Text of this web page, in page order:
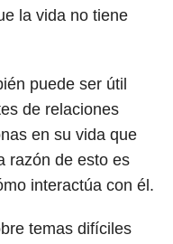
la vida no tiene
puede ser útil
de relaciones
en su vida que
razón de esto es
interactúa con él.
temas difíciles